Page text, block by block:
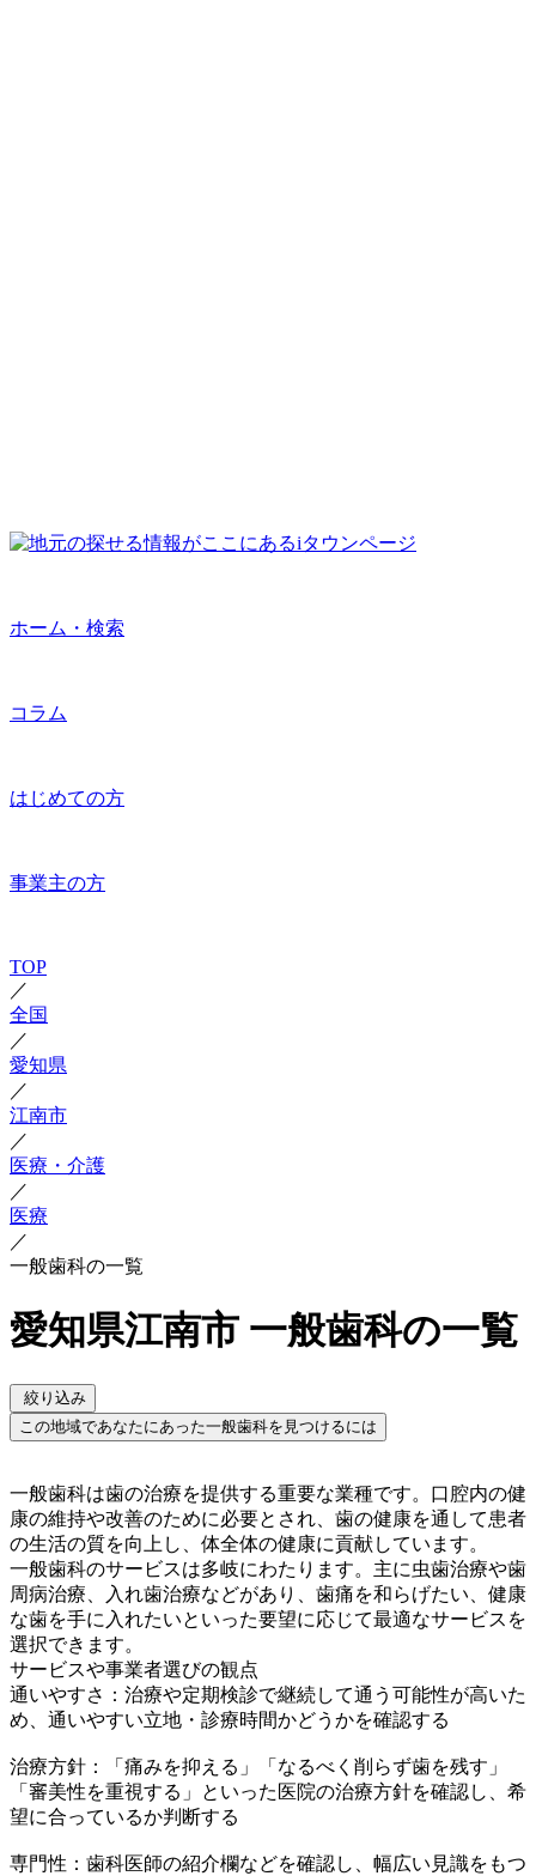
ホーム・検索
コラム
はじめての方
事業主の方
TOP
／
全国
／
愛知県
／
江南市
／
医療・介護
／
医療
／
一般歯科の一覧
愛知県江南市 一般歯科の一覧
絞り込み
この地域であなたにあった一般歯科を見つけるには
一般歯科は歯の治療を提供する重要な業種です。口腔内の健
康の維持や改善のために必要とされ、歯の健康を通して患者
の生活の質を向上し、体全体の健康に貢献しています。
一般歯科のサービスは多岐にわたります。主に虫歯治療や歯
周病治療、入れ歯治療などがあり、歯痛を和らげたい、健康
な歯を手に入れたいといった要望に応じて最適なサービスを
選択できます。
サービスや事業者選びの観点
通いやすさ：治療や定期検診で継続して通う可能性が高いた
め、通いやすい立地・診療時間かどうかを確認する
治療方針：「痛みを抑える」「なるべく削らず歯を残す」
「審美性を重視する」といった医院の治療方針を確認し、希
望に合っているか判断する
専門性：歯科医師の紹介欄などを確認し、幅広い見識をもつ